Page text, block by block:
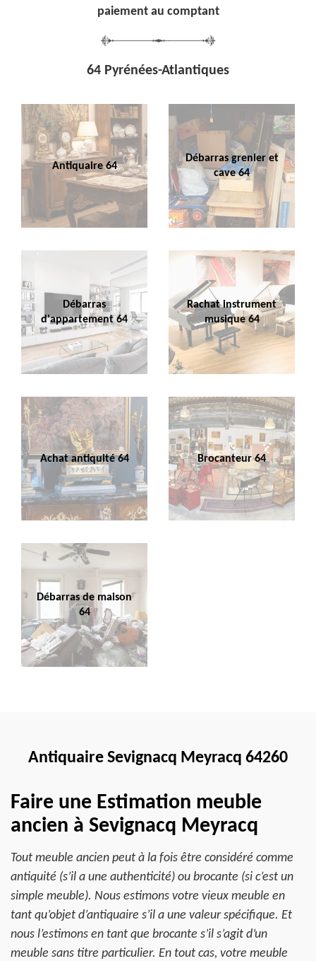
paiement au comptant
64 Pyrénées-Atlantiques
Antiquaire 64
Débarras grenier et
cave 64
Débarras
d'appartement 64
Rachat instrument
musique 64
Achat antiquité 64 Brocanteur 64
Débarras de maison
64
Antiquaire Sevignacq Meyracq 64260
Faire une Estimation meuble
ancien à Sevignacq Meyracq
Tout meuble ancien peut à la fois être considéré comme
antiquité (s’il a une authenticité) ou brocante (si c’est un
simple meuble). Nous estimons votre vieux meuble en
tant qu’objet d’antiquaire s’il a une valeur spécifique. Et
nous l’estimons en tant que brocante s’il s’agit d’un
meuble sans titre particulier. En tout cas, votre meuble